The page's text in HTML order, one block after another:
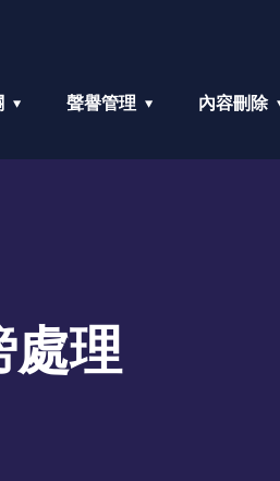
聲譽管理 內容刪除
處理